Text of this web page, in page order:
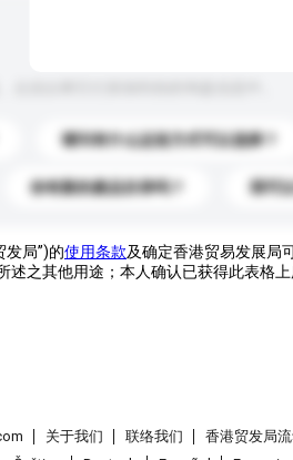
请问有什么运送方式可以选择？
你有新的產品目录吗？ 我可
发局”)的使用条款及确定香港贸易发展局
述之其他用途；本人确认已获得此表格
关于我们 联络我们 香港贸发局